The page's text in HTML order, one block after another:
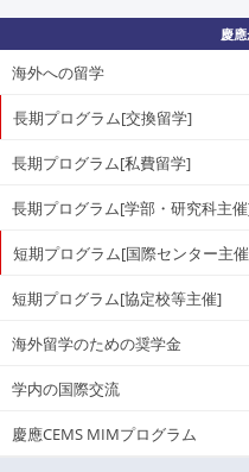
慶
海外への留学
長期プログラム[交換留学]
長期プログラム[私費留学]
長期プログラム[学部・研究科主
短期プログラム[国際センター主
短期プログラム[協定校等主催]
海外留学のための奨学金
学内の国際交流
慶應CEMS MIMプログラム